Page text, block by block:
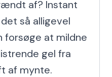
af? Instant
så alligevel
forsøge at mildne
gel fra
af mynte.